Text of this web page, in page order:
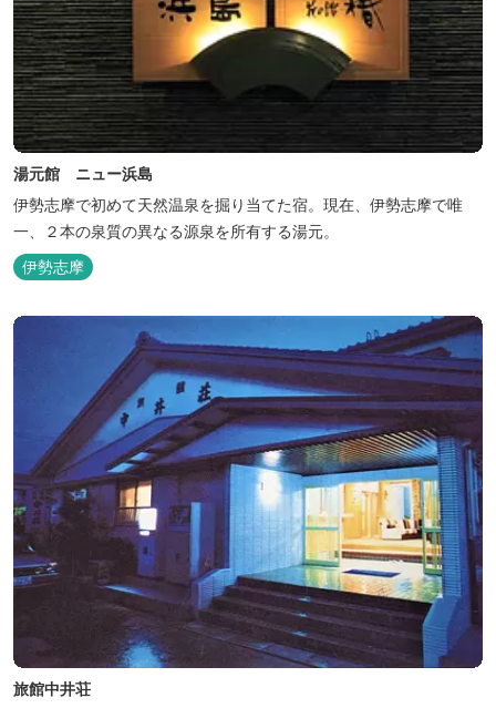
湯元館 ニュー浜島
伊勢志摩で初めて天然温泉を掘り当てた宿。現在、伊勢志摩で唯
一、２本の泉質の異なる源泉を所有する湯元。
伊勢志摩
旅館中井荘